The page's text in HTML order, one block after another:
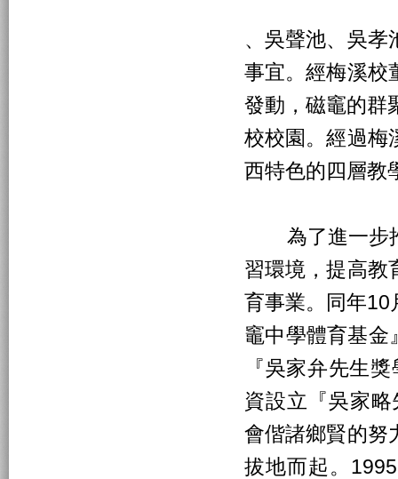
、吳聲池、吳孝
事宜。經梅溪校
發動，磁竈的群
校校園。經過梅
西特色的四層教
為了進一步推
習環境，提高教
育事業。同年10
竈中學體育基金
『吳家弁先生
資設立『吳家
會偕諸鄉賢的努
拔地而起。